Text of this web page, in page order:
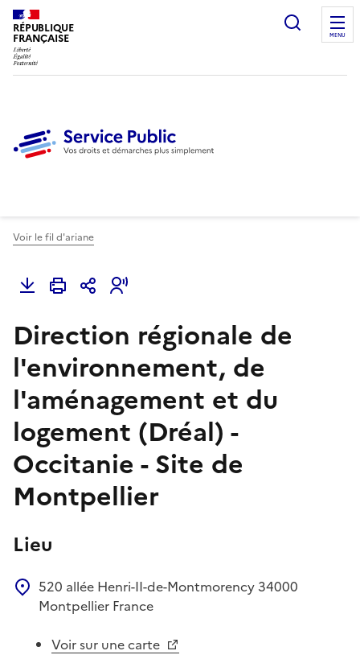
RÉPUBLIQUE
FRANÇAISE
Ouvrir
MENU
Voir le fil d'ariane
Direction régionale de
l'environnement, de
l'aménagement et du
logement (Dréal) -
Occitanie - Site de
Montpellier
Lieu
520 allée Henri-II-de-Montmorency 34000
Montpellier France
Voir sur une carte